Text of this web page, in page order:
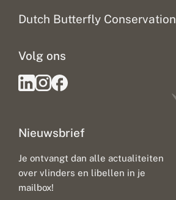
Dutch Butterfly Conservation
Nieuwsbrief
Je ontvangt dan alle actualiteiten
over vlinders en libellen in je
mailbox!
Volg ons